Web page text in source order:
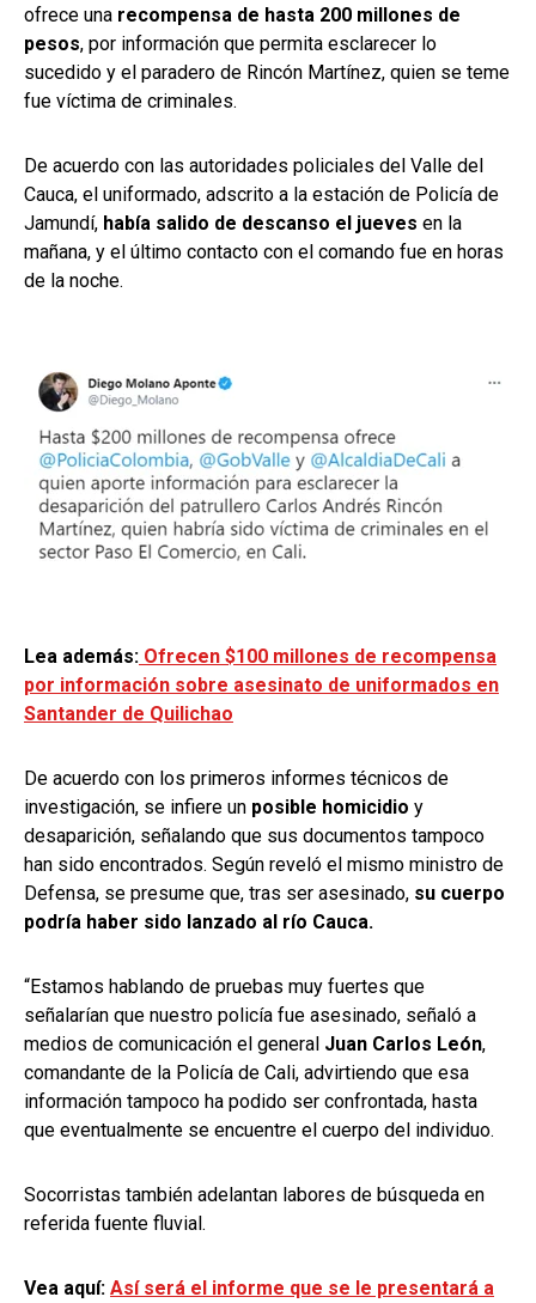
ofrece una recompensa de hasta 200 millones de
pesos, por información que permita esclarecer lo
sucedido y el paradero de Rincón Martínez, quien se teme
fue víctima de criminales.
De acuerdo con las autoridades policiales del Valle del
Cauca, el uniformado, adscrito a la estación de Policía de
Jamundí, había salido de descanso el jueves en la
mañana, y el último contacto con el comando fue en horas
de la noche.
Lea además: Ofrecen $100 millones de recompensa
por información sobre asesinato de uniformados en
Santander de Quilichao
De acuerdo con los primeros informes técnicos de
investigación, se infiere un posible homicidio y
desaparición, señalando que sus documentos tampoco
han sido encontrados. Según reveló el mismo ministro de
Defensa, se presume que, tras ser asesinado, su cuerpo
podría haber sido lanzado al río Cauca.
“Estamos hablando de pruebas muy fuertes que
señalarían que nuestro policía fue asesinado, señaló a
medios de comunicación el general Juan Carlos León,
comandante de la Policía de Cali, advirtiendo que esa
información tampoco ha podido ser confrontada, hasta
que eventualmente se encuentre el cuerpo del individuo.
Socorristas también adelantan labores de búsqueda en
referida fuente fluvial.
Vea aquí: Así será el informe que se le presentará a